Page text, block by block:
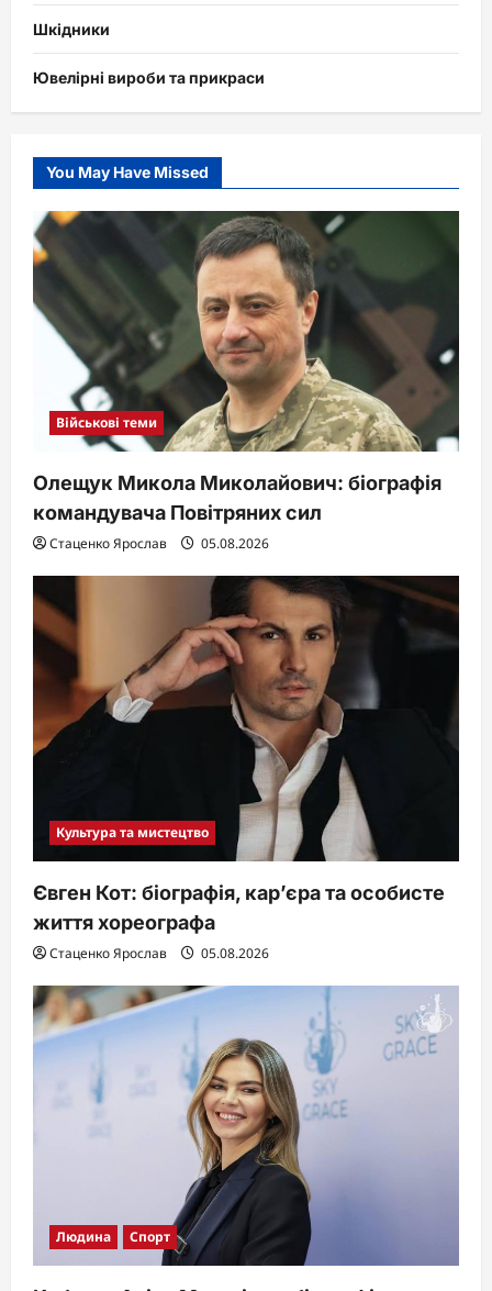
Шкідники
Ювелірні вироби та прикраси
You May Have Missed
Військові теми
Олещук Микола Миколайович: біографія
командувача Повітряних сил
Стаценко Ярослав 05.08.2026
Культура та мистецтво
Євген Кот: біографія, кар’єра та особисте
життя хореографа
Стаценко Ярослав 05.08.2026
Людина Спорт